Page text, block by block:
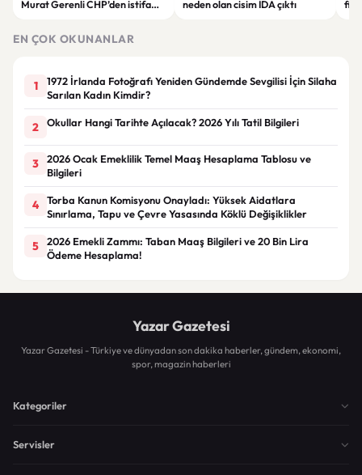
Murat Gerenli CHP’den istifa
neden olan cisim İDA çıktı
EN ÇOK OKUNANLAR
1
1972 İrlanda Fotoğrafı Yeniden Gündemde Sevgilisi İçin Silaha
Sarılan Kadın Kimdir?
2 Okullar Hangi Tarihte Açılacak? 2026 Yılı Tatil Bilgileri
3
2026 Ocak Emeklilik Temel Maaş Hesaplama Tablosu ve
Bilgileri
4
Torba Kanun Komisyonu Onayladı: Yüksek Aidatlara
Sınırlama, Tapu ve Çevre Yasasında Köklü Değişiklikler
5
2026 Emekli Zammı: Taban Maaş Bilgileri ve 20 Bin Lira
Ödeme Hesaplama!
Yazar Gazetesi
Yazar Gazetesi - Türkiye ve dünyadan son dakika haberler, gündem, ekonomi,
spor, magazin haberleri
Kategoriler
Servisler